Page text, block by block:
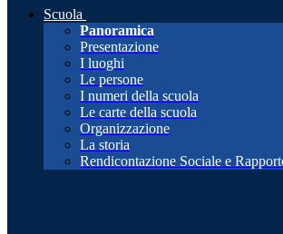
Scuola
Panoramica
Presentazione
I luoghi
Le persone
I numeri della scuola
Le carte della scuola
Organizzazione
La storia
Rendicontazione Sociale e